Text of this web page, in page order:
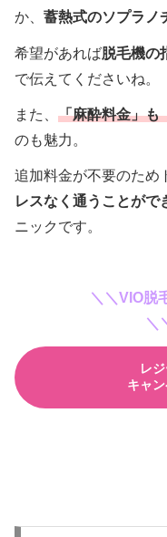
か、 蓄熱式のソプラノ
希望があれば脱毛機の
で伝えてくださいね。
また、 「麻酔料金」も
のも魅力。
追加料金が不要のため
レスなく通うことがで
ニックです。
＼＼VIO脱
＼
レ
キャ